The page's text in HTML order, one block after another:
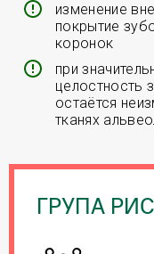
изменение
покрытие
коронок
при
целостность
остаётся
тканях
ГРУПА